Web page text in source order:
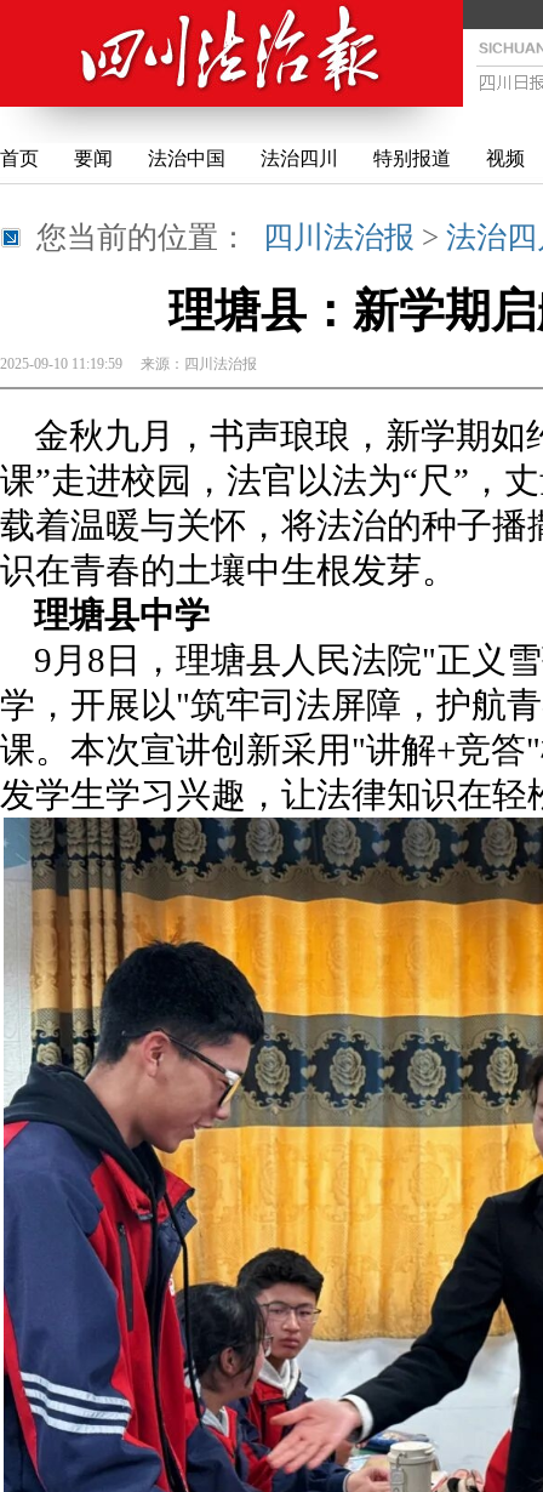
首页 要闻 法治中国 法治四川 特别报道 视频
您当前的位置： 四川法治报 > 法治
理塘县：新学期
2025-09-10 11:19:59 来源： 四川法治报
金秋九月，书声琅琅，新学期如
课”走进校园，法官以法为“尺”，
载着温暖与关怀，将法治的种子
识在青春的土壤中生根发芽。
理塘县中学
9月8日，理塘县人民法院"正义
学，开展以"筑牢司法屏障，护航
课。本次宣讲创新采用"讲解+竞
发学生学习兴趣，让法律知识在